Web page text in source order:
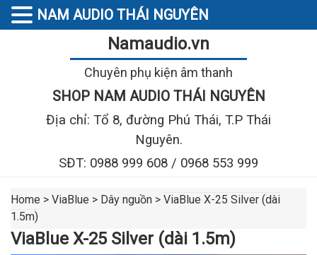
Namaudio.vn
Chuyên phụ kiện âm thanh
SHOP NAM AUDIO THÁI NGUYÊN
Địa chỉ: Tổ 8, đường Phú Thái, T.P Thái
Nguyên.
SĐT: 0988 999 608 / 0968 553 999
Home > ViaBlue > Dây nguồn > ViaBlue X-25 Silver (dài
1.5m)
ViaBlue X-25 Silver (dài 1.5m)
NAM AUDIO THÁI NGUYÊN